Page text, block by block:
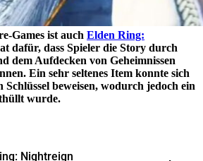
Games ist auch Elden Ring:
dafür, dass Spieler die Story durch
dem Aufdecken von Geheimnissen
Ein sehr seltenes Item konnte sich
beweisen, wodurch jedoch ein
wurde.
Nightreign